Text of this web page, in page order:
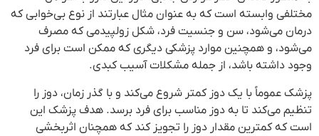
مختلفی وابسته است که به عنوان مثال عبارتند از نوع بی‌خوابی که
درمان می‌شود، سن و جنسیت فرد، شکل زولپیدمی که مصرف
می‌شود، و همچنین موارد پزشکی دیگری که ممکن است برای فرد
وجود داشته باشد، از جمله مشکلات آسیب کبدی.
پزشک عموماً با یک دوز کمتر شروع می‌کند و با گذر زمان، دوز را
تنظیم می‌کند تا به دوز مناسب برای فرد برسد. هدف پزشک این
است که کمترین مقدار دوز را تجویز کند که همچنان اثربخشی